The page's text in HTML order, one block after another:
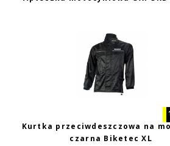
Kurtka przeciwdeszczowa na
czarna Biketec XL